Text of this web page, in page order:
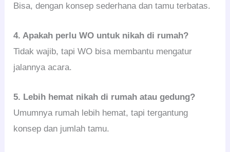
Bisa, dengan konsep sederhana dan tamu terbatas.
4. Apakah perlu WO untuk nikah di rumah?
Tidak wajib, tapi WO bisa membantu mengatur
jalannya acara.
5. Lebih hemat nikah di rumah atau gedung?
Umumnya rumah lebih hemat, tapi tergantung
konsep dan jumlah tamu.